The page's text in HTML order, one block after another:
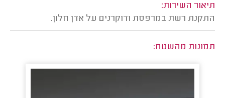
תיאור השירות:
התקנת רשת במרפסת ודוקרנים על אדן חלון.
תמונות מהשטח: